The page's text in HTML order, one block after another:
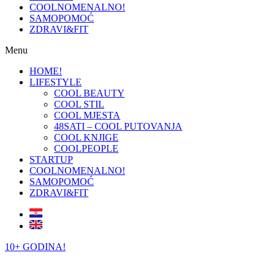
COOLNOMENALNO!
SAMOPOMOĆ
ZDRAVI&FIT
Menu
HOME!
LIFESTYLE
COOL BEAUTY
COOL STIL
COOL MJESTA
48SATI – COOL PUTOVANJA
COOL KNJIGE
COOLPEOPLE
STARTUP
COOLNOMENALNO!
SAMOPOMOĆ
ZDRAVI&FIT
10+ GODINA!